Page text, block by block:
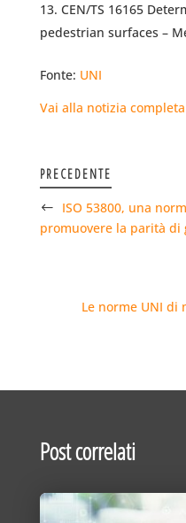
CEN/TS 16165
pedestrian surfaces –
Fonte: UNI
Vai alla notizia
PRECEDENTE
ISO 53800, una
promuovere la parità di
Le norme UNI di
Post correlati